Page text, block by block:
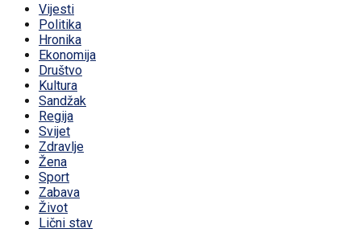
Vijesti
Politika
Hronika
Ekonomija
Društvo
Kultura
Sandžak
Regija
Svijet
Zdravlje
Žena
Sport
Zabava
Život
Lični stav